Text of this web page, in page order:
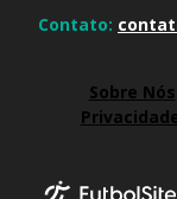
Contato:
Sobre Nós